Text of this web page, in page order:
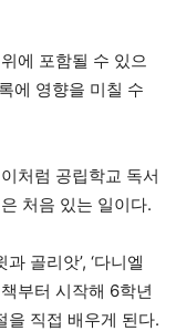
에 포함될 수 있으
에 영향을 미칠 수
처럼 공립학교 독서
처음 있는 일이다.
골리앗’, ‘다니엘
부터 시작해 6학년
을 직접 배우게 된다.